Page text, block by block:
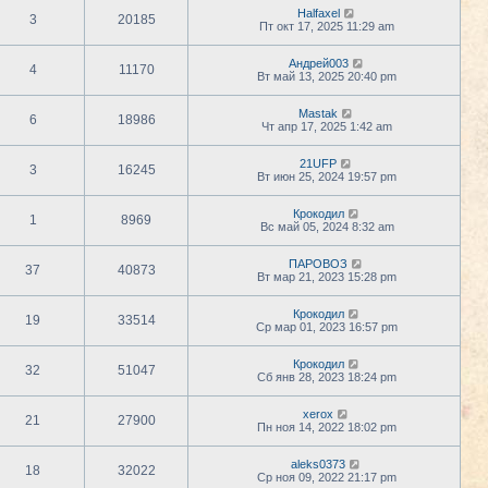
3 20185
Halfaxel
Пт окт 17, 2025 11:29 am
4 11170
Андрей003
Вт май 13, 2025 20:40 pm
6 18986
Mastak
Чт апр 17, 2025 1:42 am
3 16245
21UFP
Вт июн 25, 2024 19:57 pm
1 8969
Крокодил
Вс май 05, 2024 8:32 am
37 40873
ПАРОВОЗ
Вт мар 21, 2023 15:28 pm
19 33514
Крокодил
Ср мар 01, 2023 16:57 pm
32 51047
Крокодил
Сб янв 28, 2023 18:24 pm
21 27900
xerox
Пн ноя 14, 2022 18:02 pm
18 32022
aleks0373
Ср ноя 09, 2022 21:17 pm